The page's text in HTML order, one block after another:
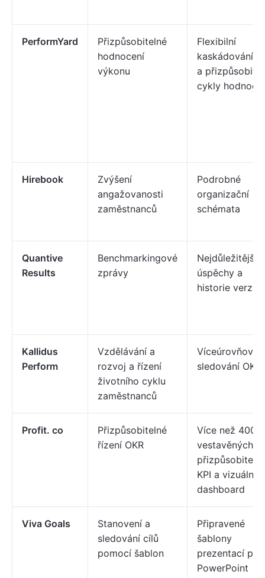
PerformYard
Přizpůsobitelné
hodnocení
výkonu
Flexibilní
kaskádování
a
cykly
Hirebook
Zvýšení
angažovanosti
zaměstnanců
Podrobné
organizační
schémata
Quantive
Results
Benchmarkingové
zprávy
Nejdůležitější
úspěchy a
historie verzí
Kallidus
Perform
Vzdělávání a
rozvoj a řízení
životního cyklu
zaměstnanců
Víceúrovňové
sledování OKR
Profit. co
Přizpůsobitelné
řízení OKR
Více než 400
vestavěných a
KPI a vizuální
dashboard
Viva Goals
Stanovení a
sledování cílů
pomocí šablon
Připravené
šablony
prezentací pro
PowerPoint